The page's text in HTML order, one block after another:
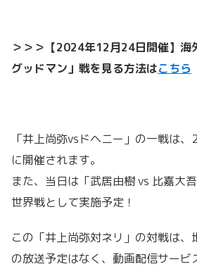
＞＞＞【2024年12月24日開催】海
グッドマン」戦を見る方法はこちら
「井上尚弥vsドヘニー」の一戦は
に開催されます。
また、当日は「武居由樹 vs 比嘉大
世界戦として実施予定！
この「井上尚弥対ネリ」の対戦は、
の放送予定はなく、動画配信サービ